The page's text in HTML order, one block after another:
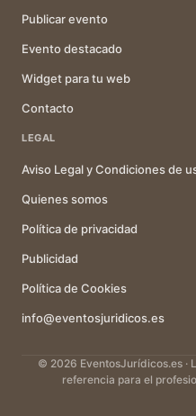
Publicar evento
Evento destacado
Widget para tu web
Contacto
LEGAL
Aviso Legal y Condiciones de
Quienes somos
Política de privacidad
Publicidad
Política de Cookies
info@eventosjuridicos.es
© 2026 EventosJurídicos.es ·
referencia para el